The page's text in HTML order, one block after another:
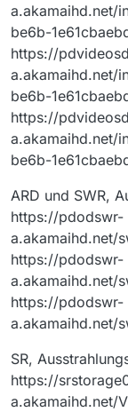
be6b-
https://
be6b-
https://
be6b-
ARD und SWR,
https://pdodswr-
a.akamaihd.net/
https://pdodswr-
a.akamaihd.net/
https://pdodswr-
a.akamaihd.net/
SR,
https://
a.akamaihd.net/